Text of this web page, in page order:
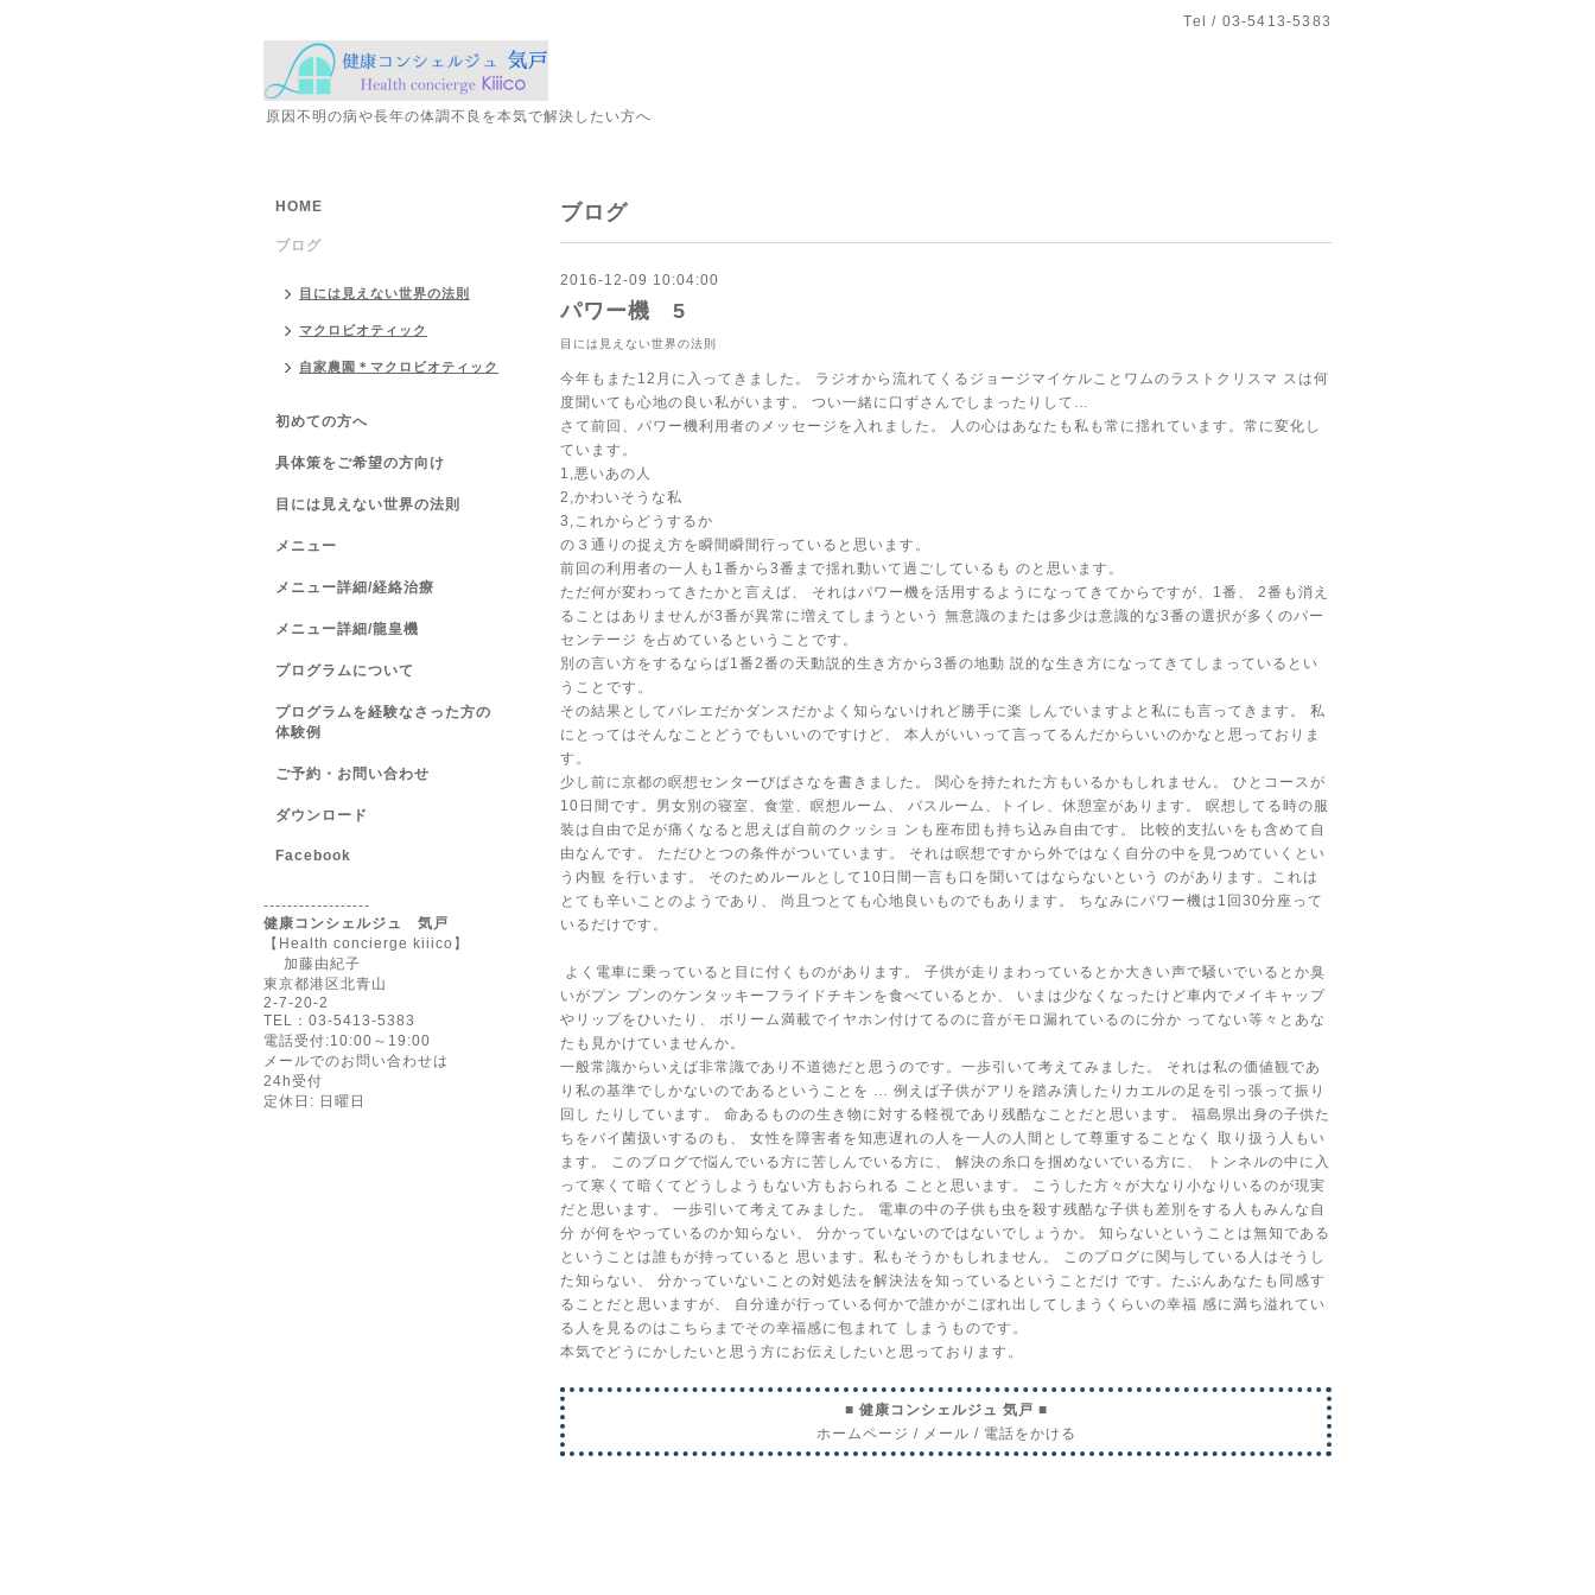
Tel / 03-5413-5383
原因不明の病や長年の体調不良を本気で解決したい方へ
ブログ
2016-12-09 10:04:00
パワー機 5
目には見えない世界の法則
今年もまた12月に入ってきました。 ラジオから流れてくるジョージマイケルことワムのラストクリスマ スは何
度聞いても心地の良い私がいます。 つい一緒に口ずさんでしまったりして…
さて前回、パワー機利用者のメッセージを入れました。
人の心はあなたも私も常に揺れています。常に変化し
ています。
1,悪いあの人
2,かわいそうな私
3,これからどうするか
の３通りの捉え方を瞬間瞬間行っていると思います。
前回の利用者の一人も1番から3番まで揺れ動いて過ごしているも のと思います。
ただ何が変わってきたかと言えば、 それはパワー機を活用するようになってきてからですが、1番、 2番も消え
ることはありませんが3番が異常に増えてしまうという 無意識のまたは多少は意識的な3番の選択が多くのパー
センテージ を占めているということです。
別の言い方をするならば1番2番の天動説的生き方から3番の地動 説的な生き方になってきてしまっているとい
うことです。
その結果としてバレエだかダンスだかよく知らないけれど勝手に楽 しんでいますよと私にも言ってきます。 私
にとってはそんなことどうでもいいのですけど、 本人がいいって言ってるんだからいいのかなと思っておりま
す。
少し前に京都の瞑想センターびぱさなを書きました。 関心を持たれた方もいるかもしれません。 ひとコースが
10日間です。男女別の寝室、食堂、瞑想ルーム、 バスルーム、トイレ、休憩室があります。 瞑想してる時の服
装は自由で足が痛くなると思えば自前のクッショ ンも座布団も持ち込み自由です。
比較的支払いをも含めて自
由なんです。 ただひとつの条件がついています。 それは瞑想ですから外ではなく自分の中を見つめていくとい
う内観 を行います。 そのためルールとして10日間一言も口を聞いてはならないという のがあります。これは
とても辛いことのようであり、 尚且つとても心地良いものでもあります。 ちなみにパワー機は1回30分座って
いるだけです。
よく電車に乗っていると目に付くものがあります。 子供が走りまわっているとか大きい声で騒いでいるとか臭
いがプン プンのケンタッキーフライドチキンを食べているとか、 いまは少なくなったけど車内でメイキャップ
やリップをひいたり、 ボリーム満載でイヤホン付けてるのに音がモロ漏れているのに分か ってない等々とあな
たも見かけていませんか。
一般常識からいえば非常識であり不道徳だと思うのです。一歩引いて考えてみました。 それは私の価値観であ
り私の基準でしかないのであるということを … 例えば子供がアリを踏み潰したりカエルの足を引っ張って振り
回し たりしています。 命あるものの生き物に対する軽視であり残酷なことだと思います。 福島県出身の子供た
ちをバイ菌扱いするのも、 女性を障害者を知恵遅れの人を一人の人間として尊重することなく 取り扱う人もい
ます。 このブログで悩んでいる方に苦しんでいる方に、 解決の糸口を掴めないでいる方に、
トンネルの中に入
って寒くて暗くてどうしようもない方もおられる ことと思います。 こうした方々が大なり小なりいるのが現実
だと思います。 一歩引いて考えてみました。 電車の中の子供も虫を殺す残酷な子供も差別をする人もみんな自
分 が何をやっているのか知らない、 分かっていないのではないでしょうか。 知らないということは無知である
ということは誰もが持っていると 思います。私もそうかもしれません。 このブログに関与している人はそうし
た知らない、 分かっていないことの対処法を解決法を知っているということだけ です。たぶんあなたも同感す
ることだと思いますが、 自分達が行っている何かで誰かがこぼれ出してしまうくらいの幸福 感に満ち溢れてい
る人を見るのはこちらまでその幸福感に包まれて しまうものです。
本気でどうにかしたいと思う方にお伝えしたいと思っております。
■ 健康コンシェルジュ 気戸 ■
ホームページ / メール / 電話をかける
HOME
ブログ
目には見えない世界の法則
マクロビオティック
自家農園＊マクロビオティック
初めての方へ
具体策をご希望の方向け
目には見えない世界の法則
メニュー
メニュー詳細/経絡治療
メニュー詳細/龍皇機
プログラムについて
プログラムを経験なさった方の
体験例
ご予約・お問い合わせ
ダウンロード
Facebook
------------------
健康コンシェルジュ 気戸
【Health concierge kiiico】
加藤由紀子
東京都港区北青山
2-7-20-2
TEL：03-5413-5383
電話受付:10:00～19:00
メールでのお問い合わせは
24h受付
定休日: 日曜日